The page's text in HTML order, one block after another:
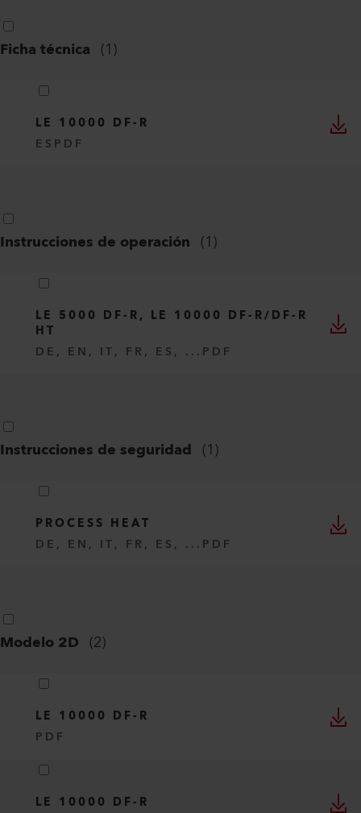
Ficha técnica (1)
LE 10000 DF-R
ES PDF
Instrucciones de operación (1)
LE 5000 DF-R, LE 10000 DF-R/DF-R
HT
DE, EN, IT, FR, ES, ... PDF
Instrucciones de seguridad (1)
PROCESS HEAT
DE, EN, IT, FR, ES, ... PDF
Modelo 2D (2)
LE 10000 DF-R
PDF
LE 10000 DF-R